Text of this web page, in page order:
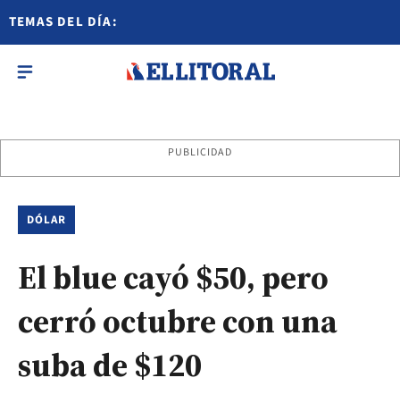
TEMAS DEL DÍA:
PUBLICIDAD
DÓLAR
El blue cayó $50, pero
cerró octubre con una
suba de $120